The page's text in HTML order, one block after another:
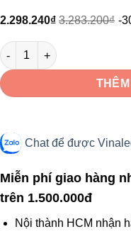
2.298.240₫ 3.283.200₫ -
Đèn led chiếu điểm
Chat để được
Miễn phí giao hàng
trên 1.500.000đ
Nội thành HCM nhận